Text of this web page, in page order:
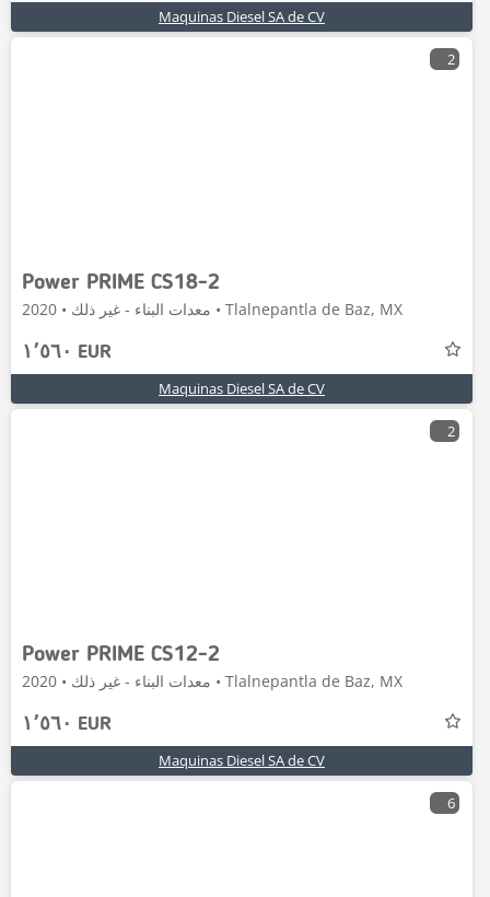
Maquinas Diesel SA de CV
2
Power PRIME CS18-2
معدات البناء - غير ذلك • 2020 • Tlalnepantla de Baz, MX
١٬٥٦٠ EUR
Maquinas Diesel SA de CV
2
Power PRIME CS12-2
معدات البناء - غير ذلك • 2020 • Tlalnepantla de Baz, MX
١٬٥٦٠ EUR
Maquinas Diesel SA de CV
6